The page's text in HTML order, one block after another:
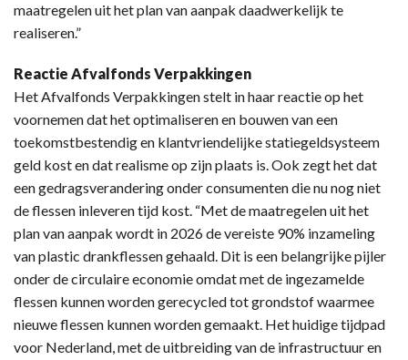
maatregelen uit het plan van aanpak daadwerkelijk te
realiseren.”
Reactie Afvalfonds Verpakkingen
Het Afvalfonds Verpakkingen stelt in haar reactie op het
voornemen dat het optimaliseren en bouwen van een
toekomstbestendig en klantvriendelijke statiegeldsysteem
geld kost en dat realisme op zijn plaats is. Ook zegt het dat
een gedragsverandering onder consumenten die nu nog niet
de flessen inleveren tijd kost. “Met de maatregelen uit het
plan van aanpak wordt in 2026 de vereiste 90% inzameling
van plastic drankflessen gehaald. Dit is een belangrijke pijler
onder de circulaire economie omdat met de ingezamelde
flessen kunnen worden gerecycled tot grondstof waarmee
nieuwe flessen kunnen worden gemaakt. Het huidige tijdpad
voor Nederland, met de uitbreiding van de infrastructuur en